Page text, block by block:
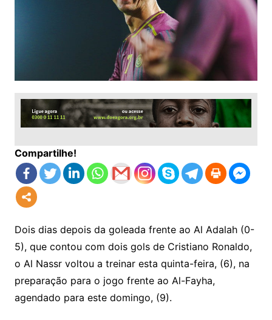
Compartilhe!
Dois dias depois da goleada frente ao Al Adalah (0-
5), que contou com dois gols de Cristiano Ronaldo,
o Al Nassr voltou a treinar esta quinta-feira, (6), na
preparação para o jogo frente ao Al-Fayha,
agendado para este domingo, (9).